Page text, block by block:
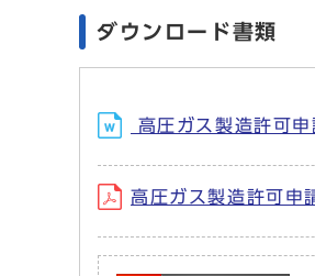
ダウンロード書類
高圧ガス製造許可
高圧ガス製造許可